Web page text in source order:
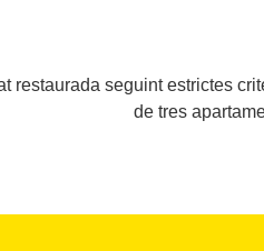
restaurada seguint estrictes
de tres